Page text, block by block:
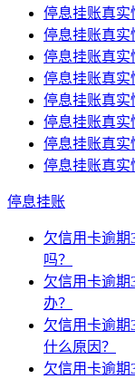
停息挂账真实
停息挂账真实
停息挂账真实
停息挂账真实
停息挂账真实
停息挂账真实
停息挂账真实
停息挂账真实
停息挂账
欠信用卡逾
吗？
欠信用卡逾
办？
欠信用卡逾
什么原因？
欠信用卡逾